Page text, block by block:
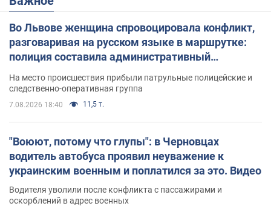
Во Львове женщина спровоцировала конфликт,
разговаривая на русском языке в маршрутке:
полиция составила административный
На место происшествия прибыли патрульные полицейские и
следственно-оперативная группа
7.08.2026 18:40 11,5 т.
"Воюют, потому что глупы": в Черновцах
водитель автобуса проявил неуважение к
украинским военным и поплатился за это. Видео
Водителя уволили после конфликта с пассажирами и
оскорблений в адрес военных